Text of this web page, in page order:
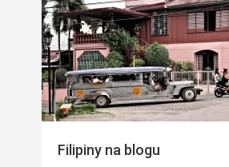
Filipiny na blogu